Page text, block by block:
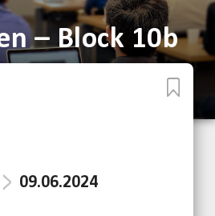
– Block 10b
09.06.2024